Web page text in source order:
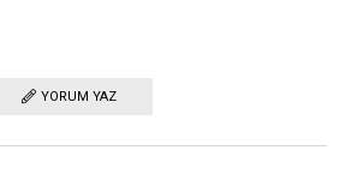
YORUM YAZ